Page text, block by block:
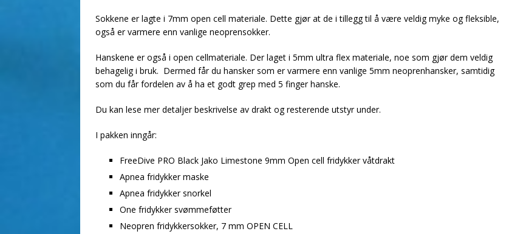
Sokkene er lagte i 7mm open cell materiale. Dette gjør at de i tillegg til å være veldig myke og fleksible,
også er varmere enn vanlige neoprensokker.
Hanskene er også i open cellmateriale. Der laget i 5mm ultra flex materiale, noe som gjør dem veldig
behagelig i bruk. Dermed får du hansker som er varmere enn vanlige 5mm neoprenhansker, samtidig
som du får fordelen av å ha et godt grep med 5 finger hanske.
Du kan lese mer detaljer beskrivelse av drakt og resterende utstyr under.
I pakken inngår:
FreeDive PRO Black Jako Limestone 9mm Open cell fridykker våtdrakt
Apnea fridykker maske
Apnea fridykker snorkel
One fridykker svømmeføtter
Neopren fridykkersokker, 7 mm OPEN CELL